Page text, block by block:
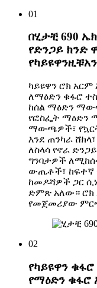
01
በሂታቺ 690
የድንጋይ ክንድ
ካይዩዋን ሮክ አርም
ለማዕድን ቁፋሮ
ከሰል ማዕድን
የፎስፌት ማዕድን
ማውጫዎች፣
እንደ ጠንካራ
ለስላሳ የኖራ
ግንባታዎች
ውጤቶች፣ ከፍተኛ
ከመዶሻዎች ጋር
ድምጽ አለው። ሮክ
የመጀመሪያው
02
የካይዩዋን
የማዕድን ቁፋሮ